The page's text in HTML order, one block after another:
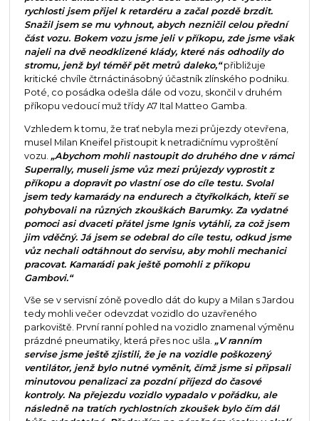
rychlosti jsem přijel k retardéru a začal pozdě brzdit.
Snažil jsem se mu vyhnout, abych nezničil celou přední
část vozu. Bokem vozu jsme jeli v příkopu, zde jsme však
najeli na dvě neodklizené klády, které nás odhodily do
stromu, jenž byl téměř pět metrů daleko,“přibližuje
kritické chvíle čtrnáctinásobný účastník zlínského podniku.
Poté, co posádka odešla dále od vozu, skončil v druhém
příkopu vedoucí muž třídy A7 Ital Matteo Gamba.
Vzhledem k tomu, že trať nebyla mezi průjezdy otevřena,
musel Milan Kneifel přistoupit k netradičnímu vyproštění
vozu. „Abychom mohli nastoupit do druhého dne v rámci
Superrally, museli jsme vůz mezi průjezdy vyprostit z
příkopu a dopravit po vlastní ose do cíle testu. Svolal
jsem tedy kamarády na endurech a čtyřkolkách, kteří se
pohybovali na různých zkouškách Barumky. Za vydatné
pomoci asi dvaceti přátel jsme Ignis vytáhli, za což jsem
jim vděčný. Já jsem se odebral do cíle testu, odkud jsme
vůz nechali odtáhnout do servisu, aby mohli mechanici
pracovat. Kamarádi pak ještě pomohli z příkopu
Gambovi.“
Vše se v servisní zóně povedlo dát do kupy a Milan s Jardou
tedy mohli večer odevzdat vozidlo do uzavřeného
parkoviště. První ranní pohled na vozidlo znamenal výměnu
prázdné pneumatiky, která přes noc ušla. „V ranním
servise jsme ještě zjistili, že je na vozidle poškozený
ventilátor, jenž bylo nutné vyměnit, čímž jsme si připsali
minutovou penalizaci za pozdní příjezd do časové
kontroly. Na přejezdu vozidlo vypadalo v pořádku, ale
následně na tratích rychlostních zkoušek bylo čím dál